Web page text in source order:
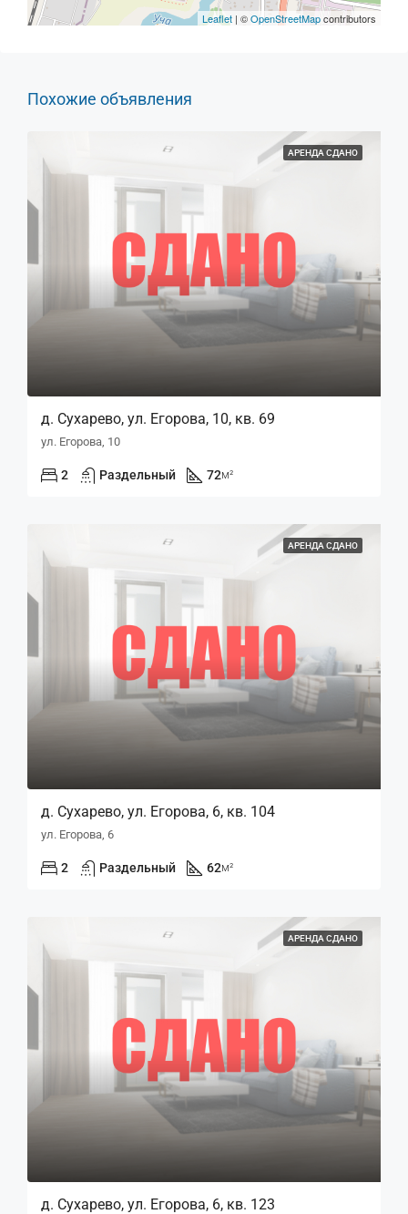
Leaflet | ©OpenStreetMapcontributors
Похожие объявления
АРЕНДА СДАНО
д. Сухарево, ул. Егорова, 10, кв. 69
ул. Егорова, 10
2 Раздельный 72м²
АРЕНДА СДАНО
д. Сухарево, ул. Егорова, 6, кв. 104
ул. Егорова, 6
2 Раздельный 62м²
АРЕНДА СДАНО
д. Сухарево, ул. Егорова, 6, кв. 123